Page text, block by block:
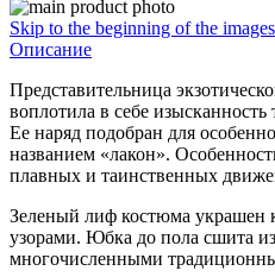
Skip to the beginning of the
Описание
Представительница
воплотила в себе
Ее наряд подобран для
названием «лакон».
плавных и таинственных
Зеленый лиф костюма украшен
узорами. Юбка до пола сшита
многочисленными